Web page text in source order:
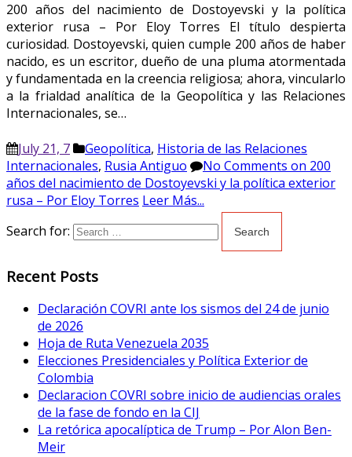
200 años del nacimiento de Dostoyevski y la política
exterior rusa – Por Eloy Torres El título despierta
curiosidad. Dostoyevski, quien cumple 200 años de haber
nacido, es un escritor, dueño de una pluma atormentada
y fundamentada en la creencia religiosa; ahora, vincularlo
a la frialdad analítica de la Geopolítica y las Relaciones
Internacionales, se…
July 21, 7 Geopolítica, Historia de las Relaciones
Internacionales, Rusia Antiguo No Comments on 200
años del nacimiento de Dostoyevski y la política exterior
rusa – Por Eloy Torres Leer Más...
Search for:
Recent Posts
Declaración COVRI ante los sismos del 24 de junio
de 2026
Hoja de Ruta Venezuela 2035
Elecciones Presidenciales y Política Exterior de
Colombia
Declaracion COVRI sobre inicio de audiencias orales
de la fase de fondo en la CIJ
La retórica apocalíptica de Trump – Por Alon Ben-
Meir